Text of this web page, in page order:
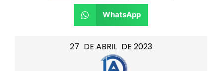
27 DE ABRIL DE 2023
WhatsApp